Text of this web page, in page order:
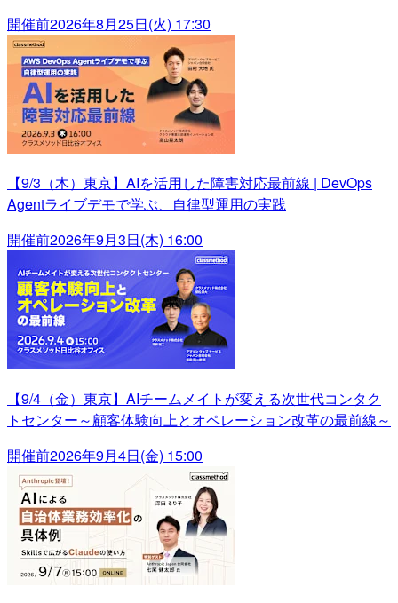
開催前2026年8月25日(火) 17:30
【9/3（木）東京】AIを活用した障害対応最前線 | DevOps
Agentライブデモで学ぶ、自律型運用の実践
開催前2026年9月3日(木) 16:00
【9/4（金）東京】AIチームメイトが変える次世代コンタク
トセンター～顧客体験向上とオペレーション改革の最前線～
開催前2026年9月4日(金) 15:00